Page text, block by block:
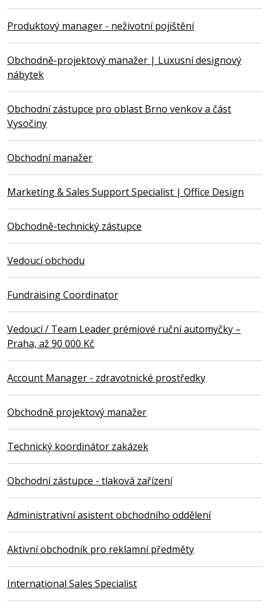
Produktový manager - neživotní pojištění
Obchodně-projektový manažer | Luxusní designový
nábytek
Obchodní zástupce pro oblast Brno venkov a část
Vysočiny
Obchodní manažer
Marketing & Sales Support Specialist | Office Design
Obchodně-technický zástupce
Vedoucí obchodu
Fundraising Coordinator
Vedoucí / Team Leader prémiové ruční automyčky –
Praha, až 90 000 Kč
Account Manager - zdravotnické prostředky
Obchodně projektový manažer
Technický koordinátor zakázek
Obchodní zástupce - tlaková zařízení
Administrativní asistent obchodního oddělení
Aktivní obchodník pro reklamní předměty
International Sales Specialist